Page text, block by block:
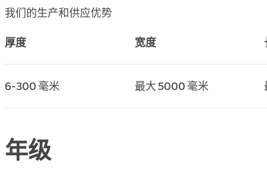
我们的生产和供应优势
厚度 宽度
6-300 毫米 最大 5000 毫米
年级